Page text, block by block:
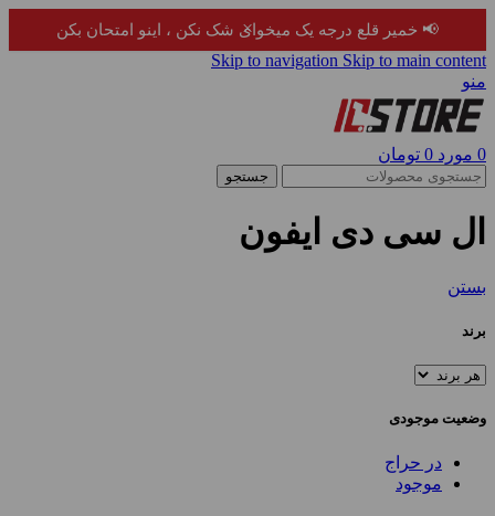
📢 خمیر قلع درجه یک میخوای شک نکن ، اینو امتحان بکن
×
Skip to navigation Skip to main content
منو
0 مورد 0 تومان
جستجو
ال سی دی ایفون
بستن
برند
وضعیت موجودی
در حراج
موجود